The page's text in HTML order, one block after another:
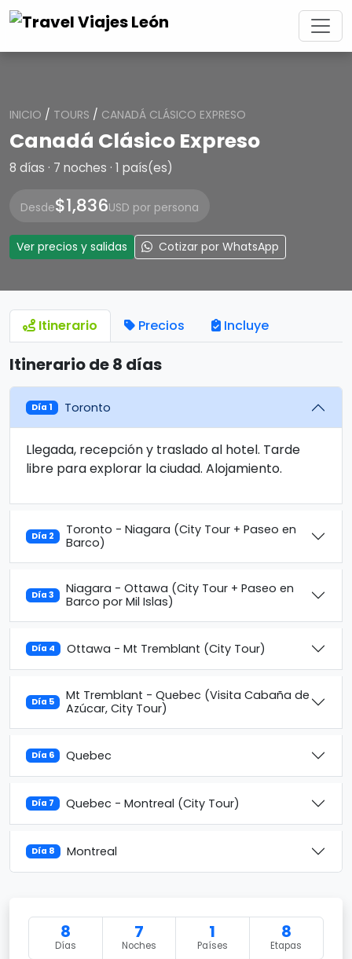
INICIO / TOURS / CANADÁ CLÁSICO EXPRESO
Canadá Clásico Expreso
8 días · 7 noches · 1 país(es)
Desde$1,836USD por persona
Ver precios y salidas Cotizar por WhatsApp
Itinerario Precios Incluye
Itinerario de 8 días
Día 1 Toronto
Llegada, recepción y traslado al hotel. Tarde
libre para explorar la ciudad. Alojamiento.
Día 2
Toronto - Niagara (City Tour + Paseo en
Barco)
Día 3
Niagara - Ottawa (City Tour + Paseo en
Barco por Mil Islas)
Día 4 Ottawa - Mt Tremblant (City Tour)
Día 5
Mt Tremblant - Quebec (Visita Cabaña de
Azúcar, City Tour)
Día 6 Quebec
Día 7 Quebec - Montreal (City Tour)
Día 8 Montreal
8
Días
7
Noches
1
Países
8
Etapas